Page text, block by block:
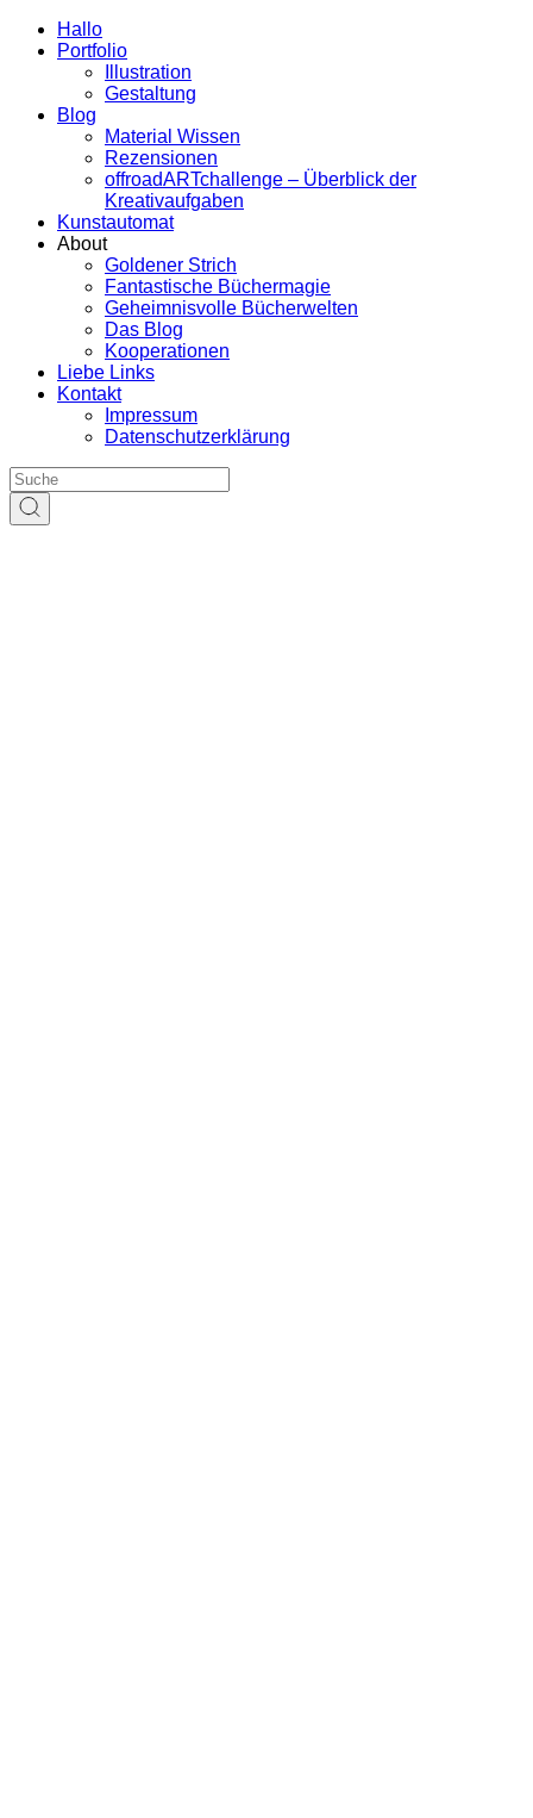
Hallo
Portfolio
Illustration
Gestaltung
Blog
Material Wissen
Rezensionen
offroadARTchallenge – Überblick der
Kreativaufgaben
Kunstautomat
About
Goldener Strich
Fantastische Büchermagie
Geheimnisvolle Bücherwelten
Das Blog
Kooperationen
Liebe Links
Kontakt
Impressum
Datenschutzerklärung